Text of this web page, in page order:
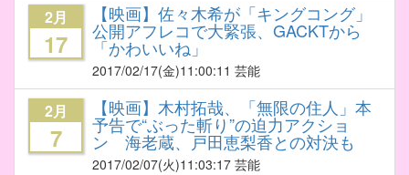
2月
17
【映画】佐々木希が「キングコング」
公開アフレコで大緊張、GACKTから
「かわいいね」
2017/02/17(金)11:00:11 芸能
2月
7
【映画】木村拓哉、「無限の住人」本
予告で“ぶった斬り”の迫力アクショ
ン 海老蔵、戸田恵梨香との対決も
2017/02/07(火)11:03:17 芸能